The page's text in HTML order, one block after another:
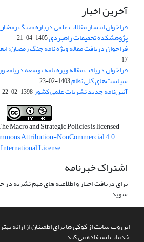
این وب سایت از کوکی ها برای اطمینان از ارائه
خدمات استفاده می کند.
آخرین اخبار
فراخوان انتشار مقالات علمی درباره «جنگ
پژوهشکده تحقیقات راهبردی1405-04-21
فراخوان دریافت مقاله ویژه نامه جنگ رمضان؛
17
فراخوان دریافت مقاله ویژه نامه توسعه
سیاست‌های کلی نظام1403-02-23
آئین‌نامه جدید نشریات علمی کشور1398-02-22
Macro and Strategic Policies is licensed
Attribution-NonCommercial 4.0
International License
اشتراک خبرنامه
برای دریافت اخبار و اطلاعیه های مهم نشریه
شوید.